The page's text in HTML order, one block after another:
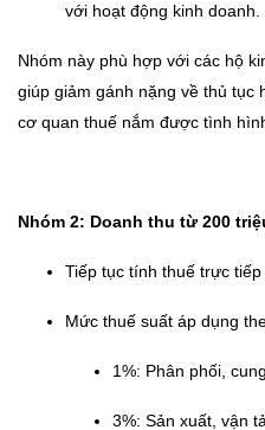
với hoạt động kinh doanh.
Nhóm này phù hợp với các hộ
giúp giảm gánh nặng về thủ tục
cơ quan thuế nắm được tình
Nhóm 2: Doanh thu từ 200
Tiếp tục tính thuế trực
Mức thuế suất áp dụng
1%: Phân phối,
3%: Sản xuất, vận